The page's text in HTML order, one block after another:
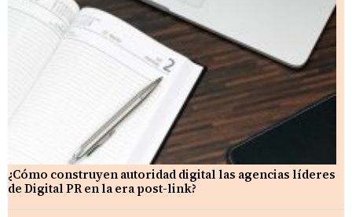
¿Cómo construyen autoridad digital las agencias líderes
de Digital PR en la era post-link?